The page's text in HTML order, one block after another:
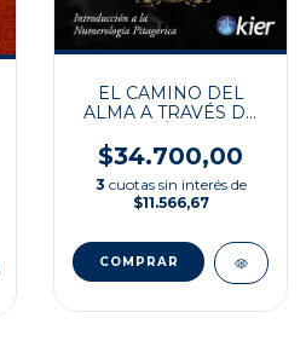
EL CAMINO DEL
ALMA A TRAVÉS DE
$34.700,00
3 cuotas sin interés de
$11.566,67